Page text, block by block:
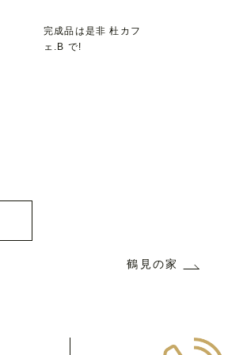
完成品は是非 杜カフ
ェ.B で!
鶴見の家